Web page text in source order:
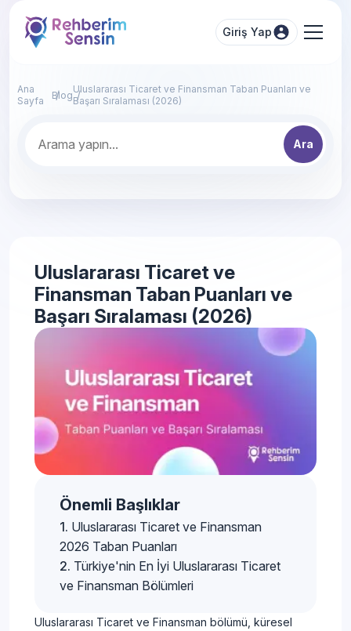
Giriş Yap
Ana
Sayfa
BlogUluslararası Ticaret ve Finansman Taban Puanları ve
Başarı Sıralaması (2026)
Ara
Uluslararası Ticaret ve
Finansman Taban Puanları ve
Başarı Sıralaması (2026)
Önemli Başlıklar
Uluslararası Ticaret ve Finansman
2026 Taban Puanları
Türkiye'nin En İyi Uluslararası Ticaret
ve Finansman Bölümleri
Uluslararası Ticaret ve Finansman bölümü, küresel